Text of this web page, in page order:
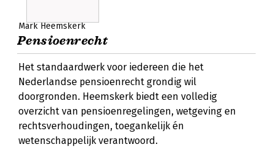
Mark Heemskerk
Pensioenrecht
Het standaardwerk voor iedereen die het
Nederlandse pensioenrecht grondig wil
doorgronden. Heemskerk biedt een volledig
overzicht van pensioenregelingen, wetgeving en
rechtsverhoudingen, toegankelijk én
wetenschappelijk verantwoord.